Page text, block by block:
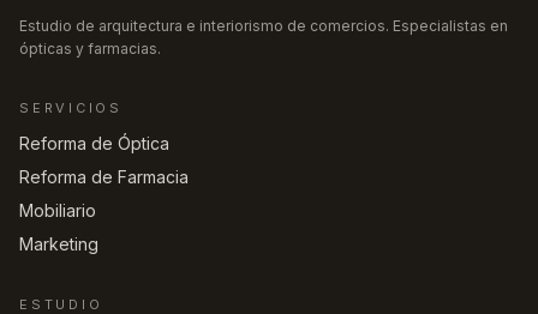
Estudio de arquitectura e interiorismo de comercios. Especialistas en
ópticas y farmacias.
SERVICIOS
Reforma de Óptica
Reforma de Farmacia
Mobiliario
Marketing
ESTUDIO